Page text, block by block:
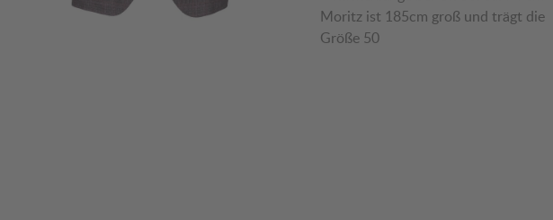
Moritz ist 185cm groß und trägt die
Größe 50